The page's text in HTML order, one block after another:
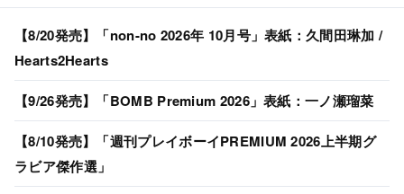
【8/20発売】「non-no 2026年 10月号」表紙：久間田琳加 /
Hearts2Hearts
【9/26発売】「BOMB Premium 2026」表紙：一ノ瀬瑠菜
【8/10発売】「週刊プレイボーイPREMIUM 2026上半期グ
ラビア傑作選」